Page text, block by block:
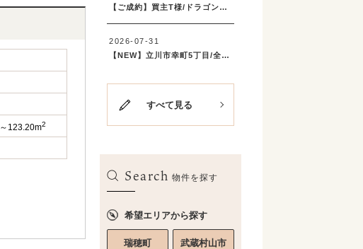
～123.20m2
すべて見る
Search 物件を探す
希望エリアから探す
瑞穂町 武蔵村山市